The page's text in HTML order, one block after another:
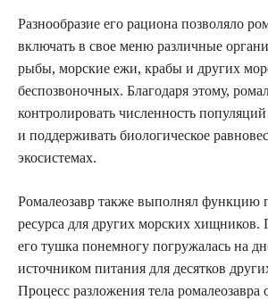
Разнообразие его рациона позволяло
включать в свое меню различные
рыбы, морские ежи, крабы и других
беспозвоночных. Благодаря этому,
контролировать численность
и поддерживать биологическое
экосистемах.
Ромалеозавр также выполнял функцию
ресурса для других морских хищников.
его тушка понемногу погружалась на
источником питания для десятков
Процесс разложения тела ромалеозавра